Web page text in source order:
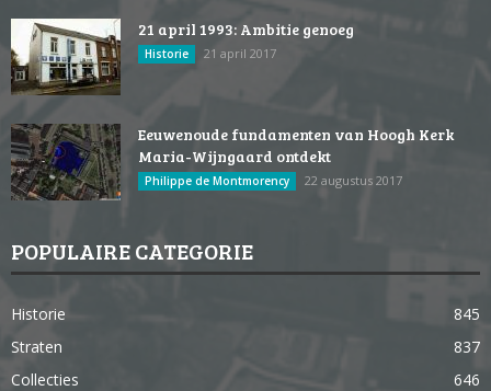
21 april 1993: Ambitie genoeg
Historie 21 april 2017
Eeuwenoude fundamenten van Hoogh Kerk
Maria-Wijngaard ontdekt
Philippe de Montmorency 22 augustus 2017
POPULAIRE CATEGORIE
Historie
845
Straten
837
Collecties
646